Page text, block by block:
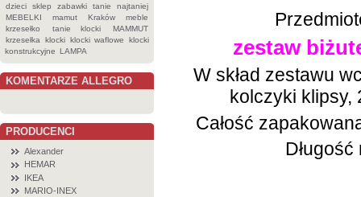
dzieci
sklep zabawki tanie
najtaniej
MEBELKI
mamut Kraków
meble
krzesełko
tanie klocki
MAMMUT
krzesełka
klocki klocki waflowe
klocki
konstrukcyjne LAMPA
KOMENTARZE ALLEGRO
PRODUCENCI
Alexander
HEMAR
IKEA
MARIO-INEX
zestaw
W skład zestawu
kolczyki klipsy,
Całość